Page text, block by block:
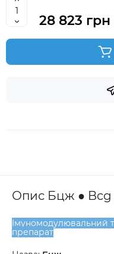
28 823 грн
Опис Бцж ● Bcg
Імуномодулювальний
препарат